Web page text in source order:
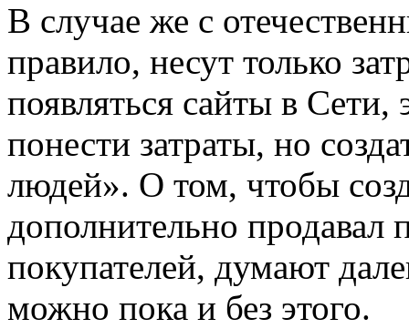
В случае же с
правило, несут только
появляться сайты в
понести затраты, но
людей». О том, чтобы
дополнительно продавал
покупателей, думают
можно пока и без этого.